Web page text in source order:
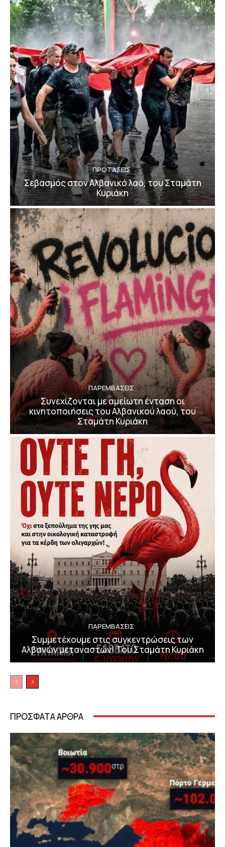
ΠΡΟΤΑΣΕΙΣ
Σεβασμός στον Αλβανικό λαό, του Σταμάτη
Κυριάκη
ΠΑΡΕΜΒΑΣΕΙΣ
Συνεχίζονται με αμείωτη ένταση οι
κινητοποιήσεις του Αλβανικού λαού, του
Σταμάτη Κυριάκη
ΠΑΡΕΜΒΑΣΕΙΣ
Συμμετέχουμε στις συγκεντρώσεις των
Αλβανών μεταναστών! Του Σταμάτη Κυριάκη
ΠΡΟΣΦΑΤΑ ΑΡΘΡΑ